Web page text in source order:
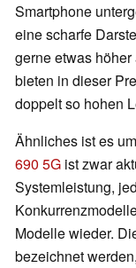
Smartphone
eine scharfe
gerne etwas
bieten in dieser
doppelt so hohen
Ähnliches ist es
690 5G ist zwar
Systemleistung,
Modelle wieder.
bezeichnet